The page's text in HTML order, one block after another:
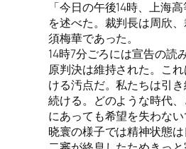
「今日の午後14時、上海
を述べた。裁判長は周欣、
須梅華であった。
14時7分ごろには宣告の読
原判決は維持された。こ
ける汚点だ。私たちは引
続ける。どのような時代
にあっても希望を失わな
晓寰の様子では精神状態は